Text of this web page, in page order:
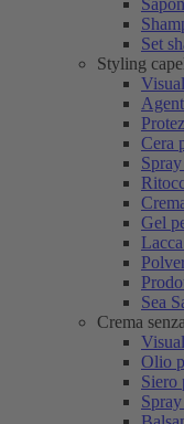
Set
Styling
Cera
Gel
Sea
Crema
Olio
Siero